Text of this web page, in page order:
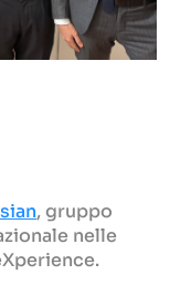
, gruppo
nelle